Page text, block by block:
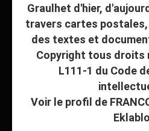
Graulhet d'hier,
travers cartes postales,
des textes et
Copyright tous droits
L111-1 du Code
Voir le profil de